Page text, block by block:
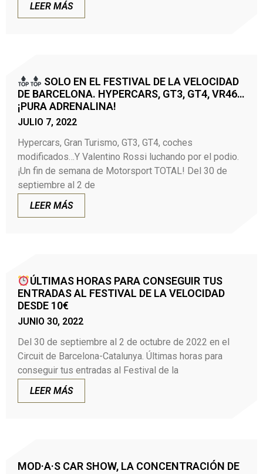
LEER MÁS
SOLO EN EL FESTIVAL DE LA VELOCIDAD
DE BARCELONA. HYPERCARS, GT3, GT4, VR46…
¡PURA ADRENALINA!
JULIO 7, 2022
Hypercars, Gran Turismo, GT3, GT4, coches
modificados…Y Valentino Rossi luchando por el podio.
¡Un fin de semana de Motorsport TOTAL! Del 30 de
septiembre al 2 de
LEER MÁS
ÚLTIMAS HORAS PARA CONSEGUIR TUS
ENTRADAS AL FESTIVAL DE LA VELOCIDAD
DESDE 10€
JUNIO 30, 2022
Del 30 de septiembre al 2 de octubre de 2022 en el
Circuit de Barcelona-Catalunya. Últimas horas para
conseguir tus entradas al Festival de la
LEER MÁS
MOD·A·S CAR SHOW, LA CONCENTRACIÓN DE